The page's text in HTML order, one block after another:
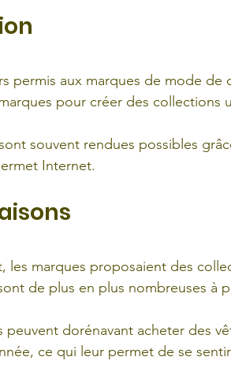
permis aux marques de mode de
pour créer des collections
souvent rendues possibles
Internet.
les marques proposaient des
de plus en plus nombreuses à
peuvent dorénavant acheter des
ce qui leur permet de se